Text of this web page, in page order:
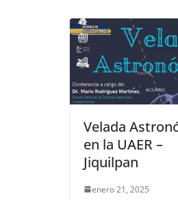
Velada
en la UAER –
Jiquilpan
enero 21, 2025